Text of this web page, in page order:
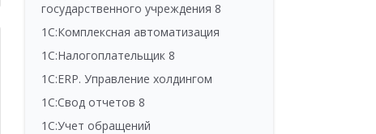
государственного учреждения 8
1С:Комплексная автоматизация
1С:Налогоплательщик 8
1С:ERP. Управление холдингом
1С:Свод отчетов 8
1С:Учет обращений